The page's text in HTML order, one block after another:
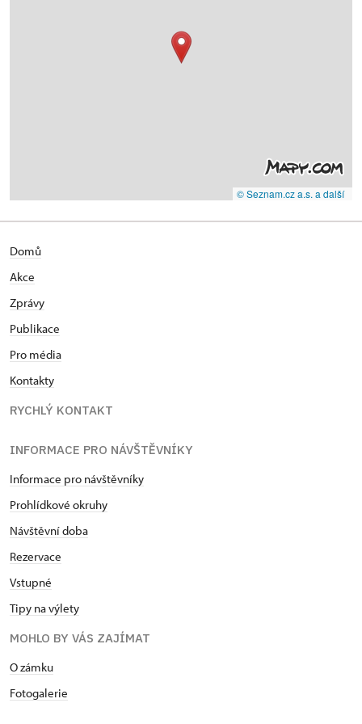
© Seznam.cz a.s. a další
Domů
Akce
Zprávy
Publikace
Pro média
Kontakty
RYCHLÝ KONTAKT
INFORMACE PRO NÁVŠTĚVNÍKY
Informace pro návštěvníky
Prohlídkové okruhy
Návštěvní doba
Rezervace
Vstupné
Tipy na výlety
MOHLO BY VÁS ZAJÍMAT
O zámku
Fotogalerie